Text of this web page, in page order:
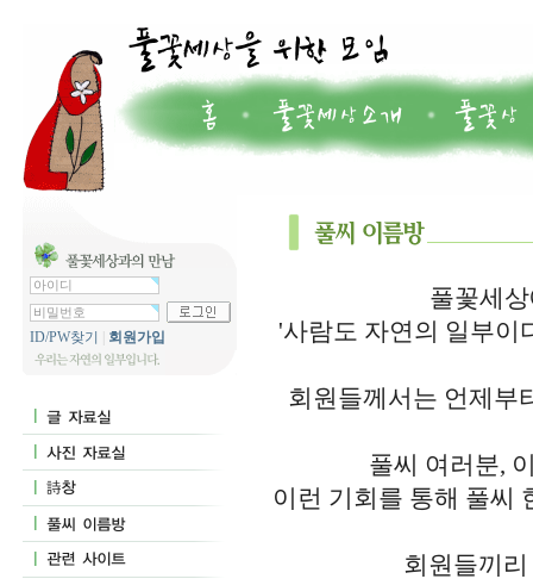
ID/PW찾기 회원가입
풀꽃세
'사람도 자연의 일부이
회원들께서는 언제부
풀씨 여러분,
이런 기회를 통해 풀씨
회원들끼